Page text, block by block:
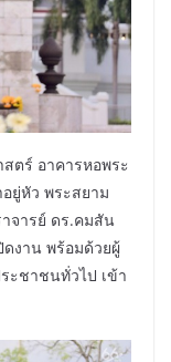
ตร์ อาคารหอพระ
ยู่หัว พระสยาม
จารย์ ดร.คมสัน
งาน พร้อมด้วยผู้
ะชาชนทั่วไป เข้า